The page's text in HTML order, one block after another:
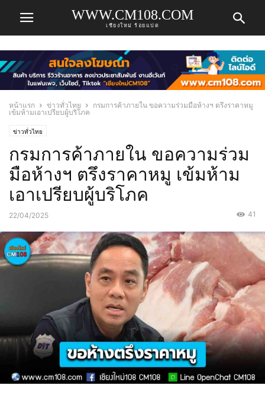
WWW.CM108.COM
เชียงใหม่ ร้อยแปด
หน้าแรก ข่าวทั่วไทย
กรมการค้าภายใน ขอความร่วมมือห้างฯ ตรึงราคาหมู
เข้มห้ามเอาเปรียบผู้บริโภค
ข่าวทั่วไทย
กรมการค้าภายใน ขอความร่วม
มือห้างฯ ตรึงราคาหมู เข้มห้าม
เอาเปรียบผู้บริโภค
22/04/2025 41